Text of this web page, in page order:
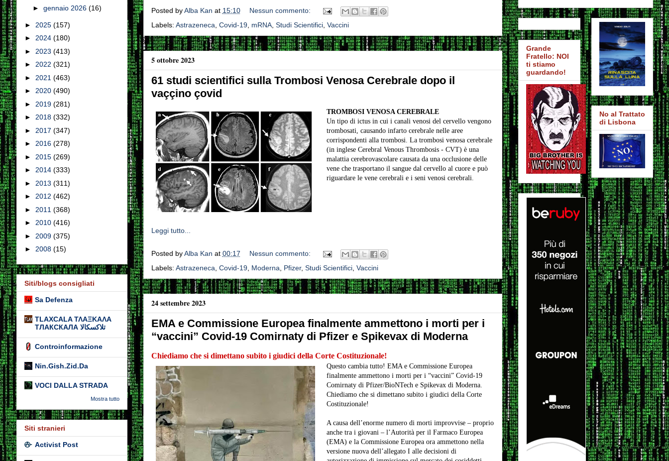
Posted byAlba Kan at 15:10
Nessun commento:
Labels: Astrazeneca Covid-19, mRNA, Studi Scientifici, Vaccini
5 ottobre 2023
61 studi scientifici sulla Trombosi Venosa Cerebrale dopo il
vaççino çovid
TROMBOSI VENOSA CEREBRALE
Un tipo di ictus in cui i canali venosi del cervello vengono
trombosati, causando infarto cerebrale nelle aree
corrispondenti alla trombosi. La trombosi venosa cerebrale
(in inglese Cerebral Venous Thrombosis - CVT) è una
malattia cerebrovascolare causata da una occlusione delle
vene che trasportano il sangue dal cervello al cuore e può
riguardare le vene cerebrali e i seni venosi cerebrali.
Leggi tutto...
Posted byAlba Kan at 00:17
Nessun commento:
Labels: Astrazeneca Covid-19, Moderna Pfizer, Studi Scientifici, Vaccini
24 settembre 2023
EMA e Commissione Europea finalmente ammettono i morti per i
“vaccini” Covid-19 Comirnaty di Pfizer e Spikevax di Moderna
Chiediamo che si dimettano subito i giudici della Corte Costituzionale!
Questo cambia tutto! EMA e Commissione Europea
finalmente ammettono i morti per i “vaccini” Covid-19
Comirnaty di Pfizer/BioNTech e Spikevax di Moderna.
Chiediamo che si dimettano subito i giudici della Corte
Costituzionale!
A causa dell’enorme numero di morti improvvise – proprio
anche tra i giovani – l’Autorità per il Farmaco Europea
(EMA) e la Commissione Europea ora ammettono nella
versione nuova dell’allegato I alle decisioni di
►gennaio 2026(16)
► 2025 (157)
► 2024 (180)
► 2023 (413)
► 2022 (321)
► 2021 (463)
► 2020 (490)
► 2019 (281)
► 2018 (332)
► 2017 (347)
► 2016 (278)
► 2015 (269)
► 2014 (333)
► 2013 (311)
► 2012 (462)
► 2011 (368)
► 2010 (416)
► 2009 (375)
► 2008 (15)
Siti/blogs consigliati
Sa Defenza
TLAXCALA ΤΛΑΞΚΑΛΑ
ТЛАКСКАЛА تلاكسكالا
Controinformazione
Nin.Gish.Zid.Da
VOCI DALLA STRADA
Mostra tutto
Siti stranieri
Activist Post
Grande
Fratello: NOI
ti stiamo
guardando!
No al Trattato
di Lisbona